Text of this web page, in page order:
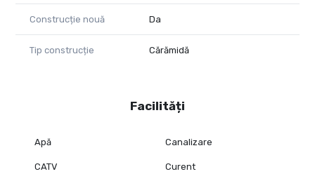
Construcție nouă Da
Tip construcție Cărămidă
Facilități
Apă Canalizare
CATV Curent